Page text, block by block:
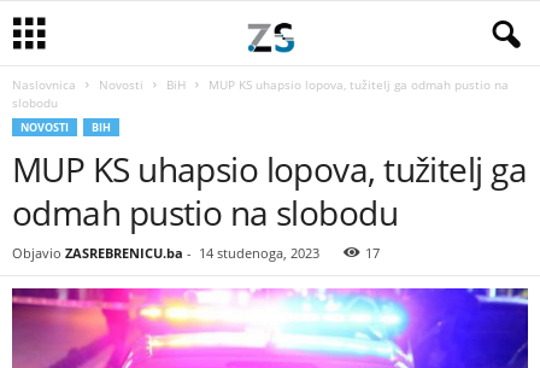
Naslovnica Novosti BiH
MUP KS uhapsio lopova, tužitelj ga odmah pustio na
slobodu
NOVOSTI BIH
MUP KS uhapsio lopova, tužitelj ga
odmah pustio na slobodu
Objavio ZASREBRENICU.ba - 14 studenoga, 2023 17